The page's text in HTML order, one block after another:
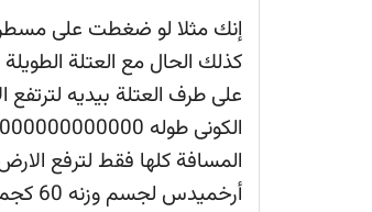
إنك مثلا لو ضغطت على
كذلك الحال مع العتلة
على طرف العتلة بيديه
المسافة كلها فقط لترفع